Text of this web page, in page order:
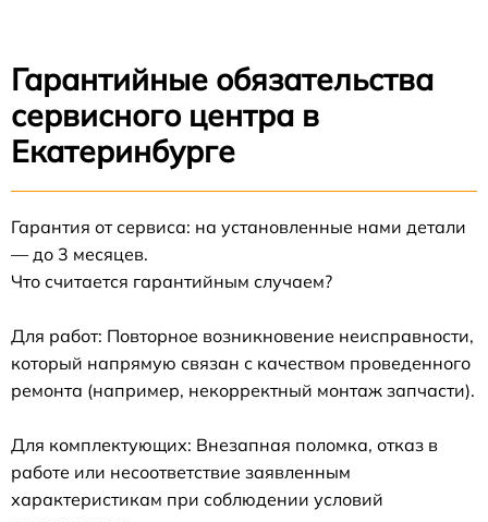
Гарантийные обязательства
сервисного центра в
Екатеринбурге
Гарантия от сервиса: на установленные нами детали
— до 3 месяцев.
Что считается гарантийным случаем?
Для работ: Повторное возникновение неисправности,
который напрямую связан с качеством проведенного
ремонта (например, некорректный монтаж запчасти).
Для комплектующих: Внезапная поломка, отказ в
работе или несоответствие заявленным
характеристикам при соблюдении условий